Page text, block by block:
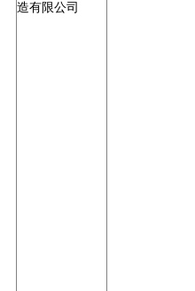
造有限公司